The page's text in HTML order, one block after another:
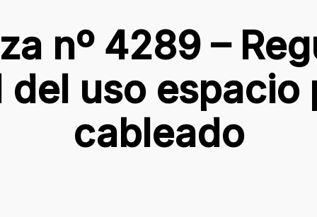
nº 4289 –
uso espacio
cableado